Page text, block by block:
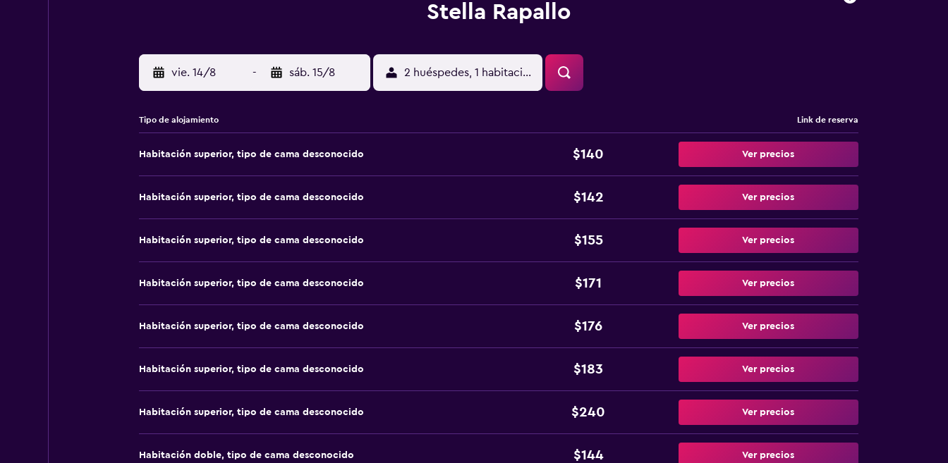
Stella Rapallo
vie. 14/8 - sáb. 15/8 2 huéspedes, 1 habitación
Tipo de alojamiento Link de reserva
Habitación superior, tipo de cama desconocido $140 Ver precios
Habitación superior, tipo de cama desconocido $142 Ver precios
Habitación superior, tipo de cama desconocido $155 Ver precios
Habitación superior, tipo de cama desconocido $171 Ver precios
Habitación superior, tipo de cama desconocido $176 Ver precios
Habitación superior, tipo de cama desconocido $183 Ver precios
Habitación superior, tipo de cama desconocido $240 Ver precios
Habitación doble, tipo de cama desconocido $144 Ver precios